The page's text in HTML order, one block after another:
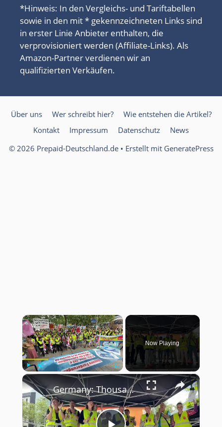
*Hinweis: In den Vergleichs- und Tariftabellen
sowie in den mit * gekennzeichneten Links sind
in erster Linie Anbieter enthalten, die
verprovisioniert werden (Affiliate-Links). Als
Amazon-Partner verdienen wir an
qualifizierten Verkäufen.
Über uns Wer schreibt hier?
Wie entstehen die Artikel?
Kontakt
Impressum Datenschutz
News
© 2026 Prepaid-Deutschland.de• Erstellt mit GeneratePress
×
Play Fullscreen
Now Playing
×
Germany: Thousands of German retail workers to strike amid pay dispute.